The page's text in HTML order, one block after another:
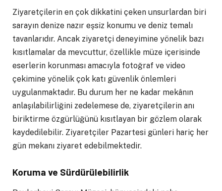
Ziyaretçilerin en çok dikkatini çeken unsurlardan biri
sarayın denize nazır eşsiz konumu ve deniz temalı
tavanlarıdır. Ancak ziyaretçi deneyimine yönelik bazı
kısıtlamalar da mevcuttur, özellikle müze içerisinde
eserlerin korunması amacıyla fotoğraf ve video
çekimine yönelik çok katı güvenlik önlemleri
uygulanmaktadır. Bu durum her ne kadar mekânın
anlaşılabilirliğini zedelemese de, ziyaretçilerin anı
biriktirme özgürlüğünü kısıtlayan bir gözlem olarak
kaydedilebilir. Ziyaretçiler Pazartesi günleri hariç her
gün mekanı ziyaret edebilmektedir.
Koruma ve Sürdürülebilirlik